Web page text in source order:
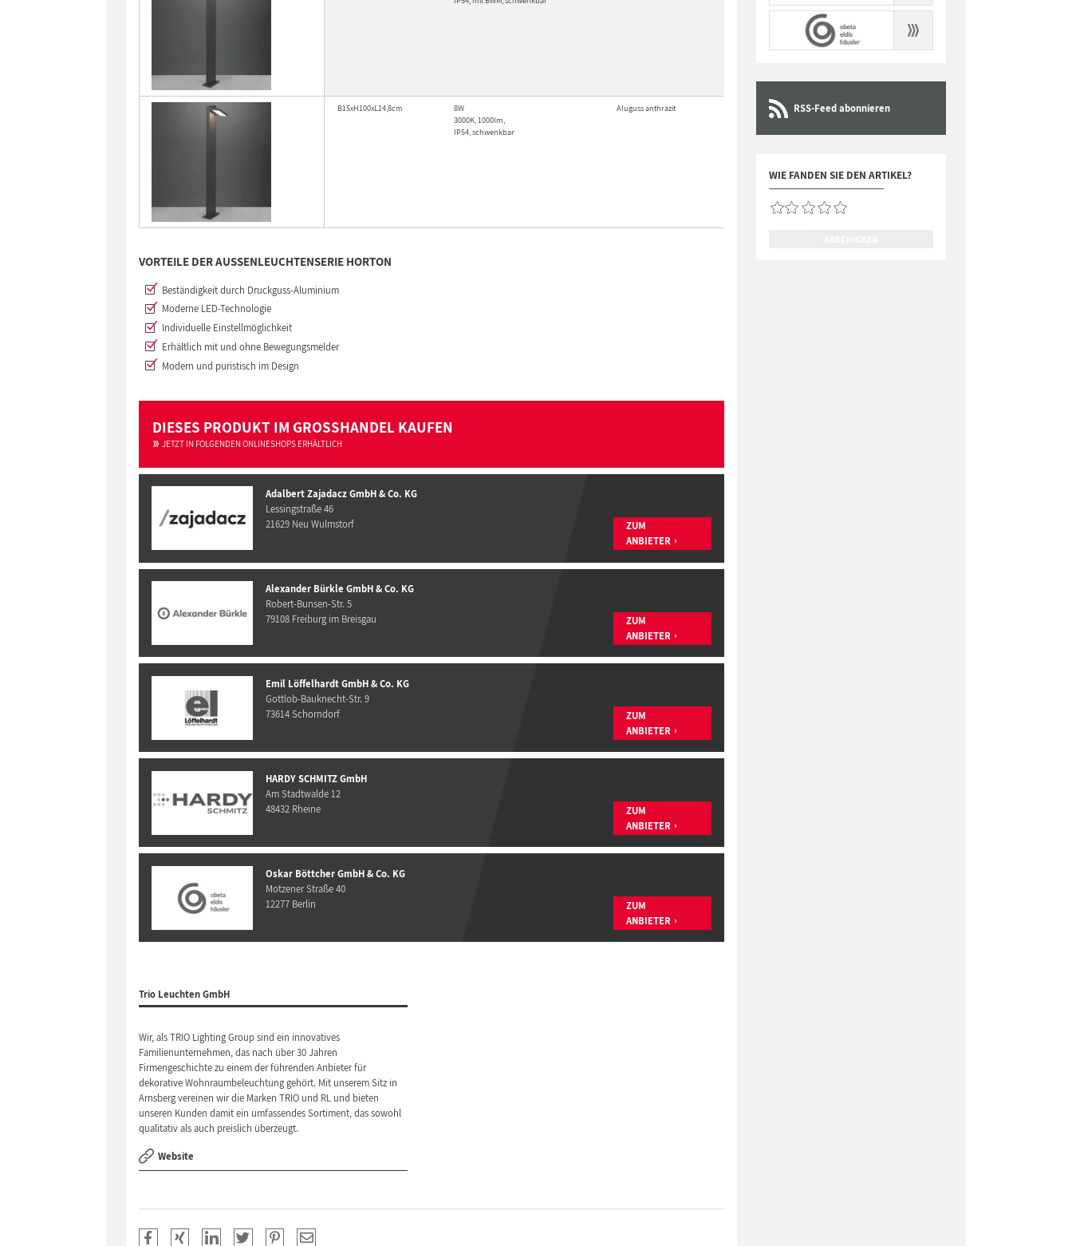
B15xH100xL14,8cm
8W
3000K, 1000lm,
IP54, schwenkbar
Alugussanthrazit
VORTEILE DER AUSSENLEUCHTENSERIE HORTON
Beständigkeit durch Druckguss-Aluminium
Moderne LED-Technologie
Individuelle Einstellmöglichkeit
Erhältlich mit und ohne Bewegungsmelder
Modern und puristisch im Design
DIESES PRODUKT IM GROSSHANDEL KAUFEN
JETZT IN FOLGENDEN ONLINESHOPS ERHÄLTLICH
Adalbert Zajadacz GmbH & Co. KG
Lessingstraße 46
21629 Neu Wulmstorf
ZUM
ANBIETER
Alexander Bürkle GmbH & Co. KG
Robert-Bunsen-Str. 5
79108 Freiburg im Breisgau
ZUM
ANBIETER
Emil Löffelhardt GmbH & Co. KG
Gottlob-Bauknecht-Str. 9
73614 Schorndorf
ZUM
ANBIETER
HARDY SCHMITZ GmbH
Am Stadtwalde 12
48432 Rheine
ZUM
ANBIETER
Oskar Böttcher GmbH & Co. KG
Motzener Straße 40
12277 Berlin
ZUM
ANBIETER
Trio Leuchten GmbH
Wir, als TRIO Lighting Group sind ein innovatives
Familienunternehmen, das nach über 30 Jahren
Firmengeschichte zu einem der führenden Anbieter für
dekorative Wohnraumbeleuchtung gehört. Mit unserem Sitz in
Arnsberg vereinen wir die Marken TRIO und RL und bieten
unseren Kunden damit ein umfassendes Sortiment, das sowohl
qualitativ als auch preislich überzeugt.
Website
RSS-Feed abonnieren
WIE FANDEN SIE DEN ARTIKEL?